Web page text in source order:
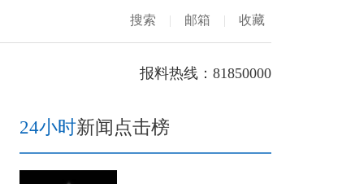
搜索 | 邮箱 | 收藏
报料热线：81850000
24小时新闻点击榜